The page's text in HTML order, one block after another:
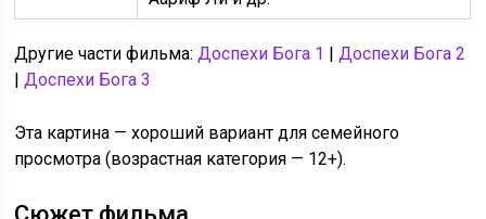
Другие части фильма:Доспехи Бога 1 |Доспехи Бога 2
|Доспехи Бога 3
Эта картина — хороший вариант для семейного
просмотра (возрастная категория — 12+).